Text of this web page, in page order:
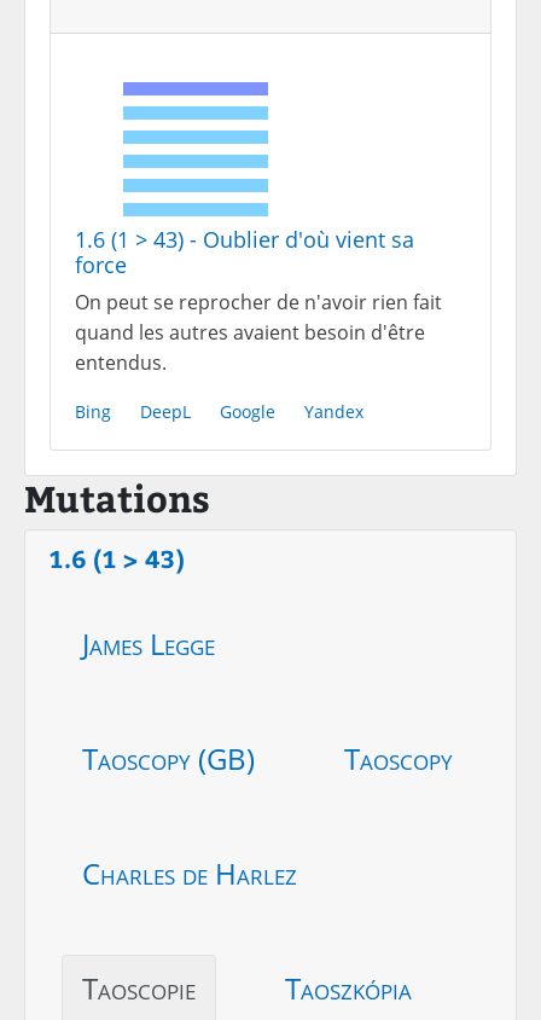
1.6 (1 > 43) - Oublier d'où vient sa
force
On peut se reprocher de n'avoir rien fait
quand les autres avaient besoin d'être
entendus.
Bing DeepL Google Yandex
Mutations
1.6 (1 > 43)
James Legge
Taoscopy (GB) Taoscopy
Charles de Harlez
Taoscopie Taoszkópia